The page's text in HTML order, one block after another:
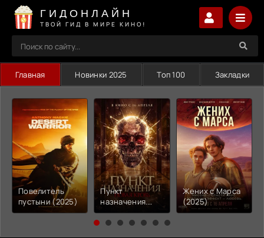
ГИДОНЛАЙН
ТВОЙ ГИД В МИРЕ КИНО!
Главная Новинки 2025 Топ 100 Закладки
Повелитель
пустыни (2025)
Пункт
назначения.
Новая кровь
(2025)
Жених с Марса
(2025)